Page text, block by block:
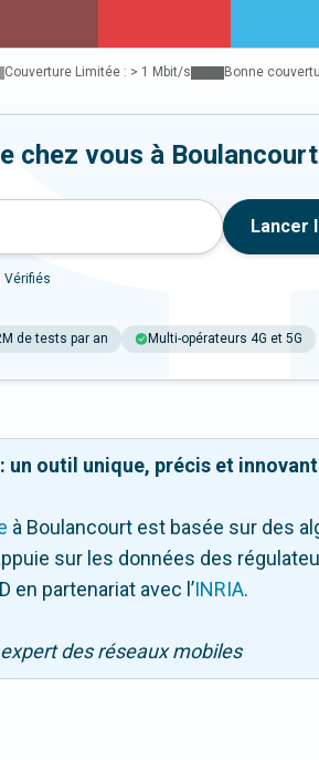
Couverture Limitée : > 1 Mbit/s Bonne
chez vous à Boulancourt
Lancer
Vérifiés
de tests par an Multi-opérateurs 4G et 5G
un outil unique, précis et innovant
à Boulancourt est basée sur des
sur les données des
en partenariat avec l ’INRIA.
des réseaux mobiles